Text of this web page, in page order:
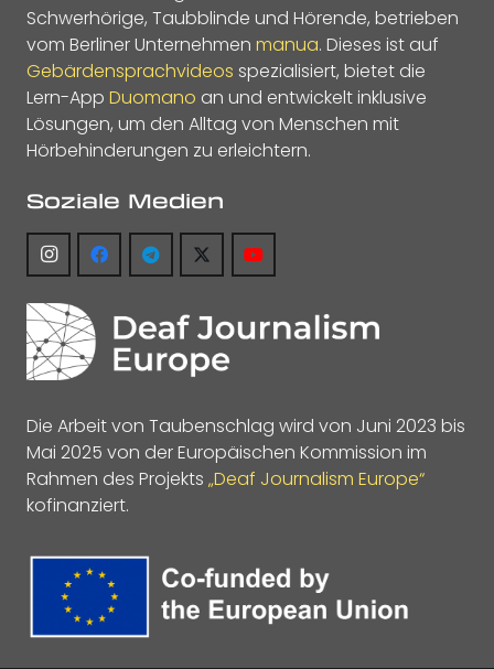
Schwerhörige, Taubblinde und Hörende, betrieben
vom Berliner Unternehmen manua. Dieses ist auf
Gebärdensprachvideos spezialisiert, bietet die
Lern-App Duomano an und entwickelt inklusive
Lösungen, um den Alltag von Menschen mit
Hörbehinderungen zu erleichtern.
Soziale Medien
Die Arbeit von Taubenschlag wird von Juni 2023 bis
Mai 2025 von der Europäischen Kommission im
Rahmen des Projekts „Deaf Journalism Europe“
kofinanziert.